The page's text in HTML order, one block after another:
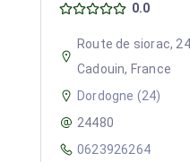
0.0
Route de siorac,
Cadouin, France
Dordogne (24)
24480
0623926264